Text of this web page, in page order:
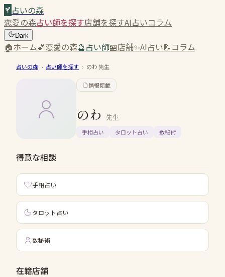
占いの森
恋愛の森占い師を探す店舗を探すAI占いコラム
Dark
🏠ホーム💕恋愛の森🔮占い師🏪店舗✨AI占い📝コラム
占いの森 › 占い師を探す › のわ先生
情報掲載
のわ 先生
手相占い タロット占い 数秘術
得意な相談
手相占い
タロット占い
数秘術
在籍店舗